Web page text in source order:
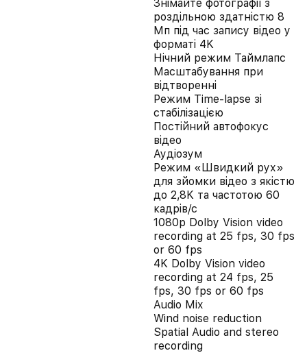
Знімайте фотографії з
роздільною здатністю 8
Мп під час запису відео у
форматі 4K
Нічний режим Таймлапс
Масштабування при
відтворенні
Режим Time‑lapse зі
стабілізацією
Постійний автофокус
відео
Аудіозум
Режим «Швидкий рух»
для зйомки відео з якістю
до 2,8K та частотою 60
кадрів/с
1080p Dolby Vision video
recording at 25 fps, 30 fps
or 60 fps
4K Dolby Vision video
recording at 24 fps, 25
fps, 30 fps or 60 fps
Audio Mix
Wind noise reduction
Spatial Audio and stereo
recording